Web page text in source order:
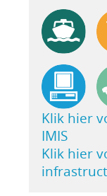
Klik hier
IMIS
Klik hier